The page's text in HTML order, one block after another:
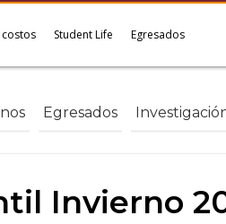
Student Life Egresados
Egresados
Invierno